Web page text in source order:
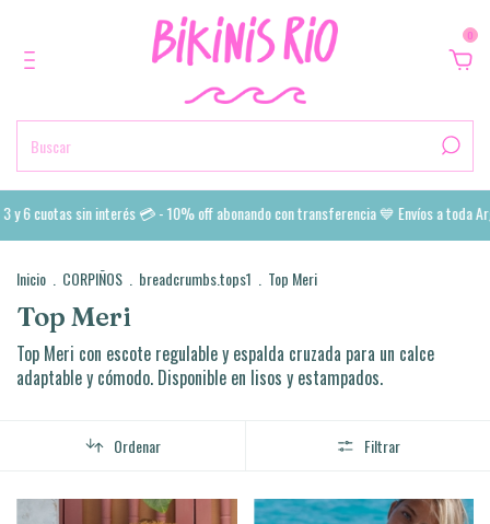
0
cuotas sin interés 💳 - 10% off abonando con transferencia 💙 Envíos a toda
Inicio CORPIÑOS breadcrumbs.tops1 Top Meri
Top Meri
Top Meri con escote regulable y espalda cruzada para un calce
adaptable y cómodo. Disponible en lisos y estampados.
Ordenar Filtrar